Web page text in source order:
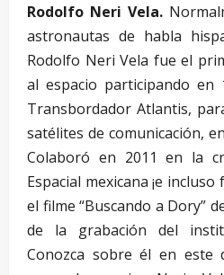
Rodolfo Neri Vela.
astronautas de habla
Rodolfo Neri Vela fue el
al espacio participando en
Transbordador Atlantis,
satélites de comunicación,
Colaboró en 2011 en la
Espacial mexicana ¡e
el filme “Buscando a Dory”
de la grabación del
Conozca sobre él en este